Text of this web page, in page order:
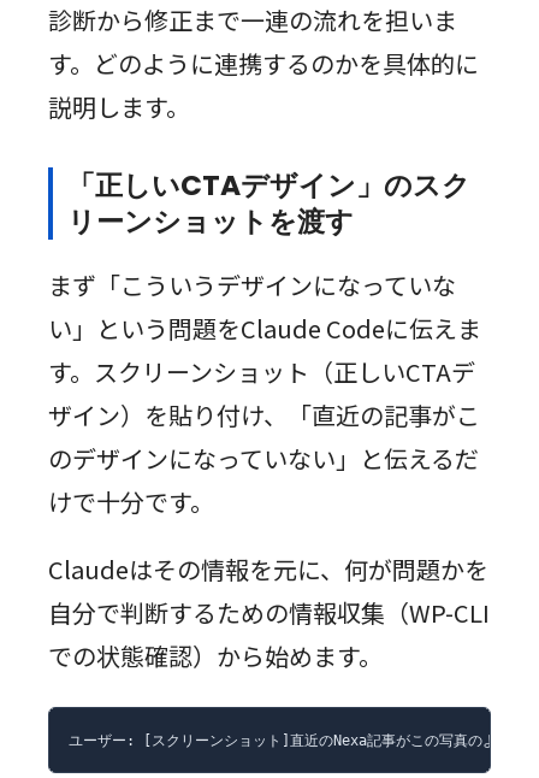
診断から修正まで一連の流れを担いま
す。どのように連携するのかを具体的に
説明します。
「正しいCTAデザイン」のスク
リーンショットを渡す
まず「こういうデザインになっていな
い」という問題をClaude Codeに伝えま
す。スクリーンショット（正しいCTAデ
ザイン）を貼り付け、「直近の記事がこ
のデザインになっていない」と伝えるだ
けで十分です。
Claudeはその情報を元に、何が問題かを
自分で判断するための情報収集（WP-CLI
での状態確認）から始めます。
ユーザー: [スクリーンショット]直近のNexa記事がこの写真のよう